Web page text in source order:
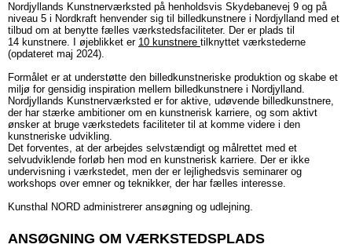
Nordjyllands Kunstnerværksted på henholdsvis Skydebanevej 9 og på
niveau 5 i Nordkraft henvender sig til billedkunstnere i Nordjylland med et
tilbud om at benytte fælles værkstedsfaciliteter. Der er plads til
14 kunstnere. I øjeblikket er 10 kunstnere tilknyttet værkstederne
(opdateret maj 2024).
Formålet er at understøtte den billedkunstneriske produktion og skabe et
miljø for gensidig inspiration mellem billedkunstnere i Nordjylland.
Nordjyllands Kunstnerværksted er for aktive, udøvende billedkunstnere,
der har stærke ambitioner om en kunstnerisk karriere, og som aktivt
ønsker at bruge værkstedets faciliteter til at komme videre i den
kunstneriske udvikling.
Det forventes, at der arbejdes selvstændigt og målrettet med et
selvudviklende forløb hen mod en kunstnerisk karriere. Der er ikke
undervisning i værkstedet, men der er lejlighedsvis seminarer og
workshops over emner og teknikker, der har fælles interesse.
Kunsthal NORD administrerer ansøgning og udlejning.
ANSØGNING OM VÆRKSTEDSPLADS